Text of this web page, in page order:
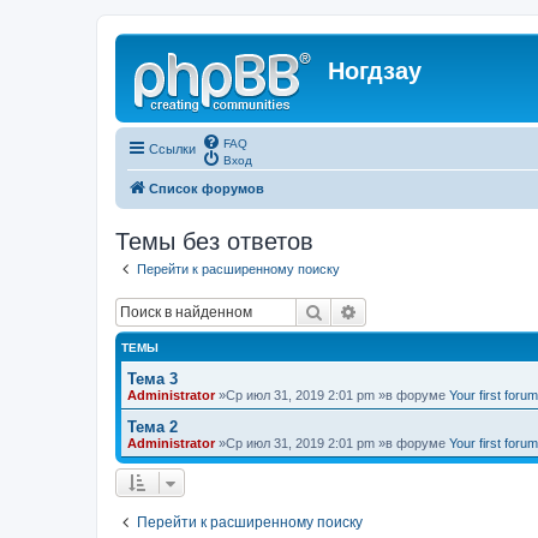
Ногдзау
Ссылки
FAQ
Вход
Список форумов
Темы без ответов
Перейти к расширенному поиску
Поиск
ТЕМЫ
Тема 3
Administrator»Ср июл 31, 2019 2:01 pm »в форуме Your first forum
Тема 2
Administrator»Ср июл 31, 2019 2:01 pm »в форуме Your first forum
Перейти к расширенному поиску